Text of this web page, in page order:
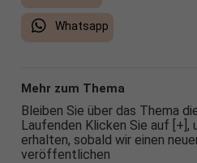
Whatsapp
Mehr zum Thema
Bleiben Sie über das Thema
Laufenden Klicken Sie auf [+],
erhalten, sobald wir einen
veröffentlichen